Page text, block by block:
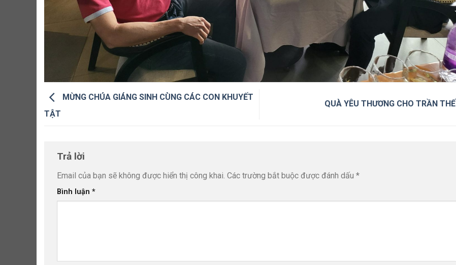
MỪNG CHÚA GIÁNG SINH CÙNG CÁC CON KHUYẾT
TẬT
QUÀ YÊU THƯƠNG CHO TRẦN THẾ
Trả lời
Email của bạn sẽ không được hiển thị công khai. Các trường bắt buộc được đánh dấu *
Bình luận *